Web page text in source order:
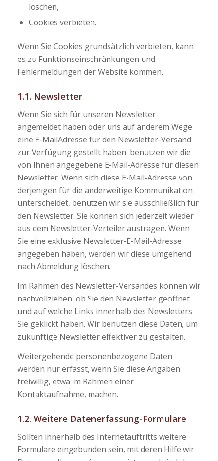
löschen,
Cookies verbieten.
Wenn Sie Cookies grundsätzlich verbieten, kann
es zu Funktionseinschränkungen und
Fehlermeldungen der Website kommen.
1.1. Newsletter
Wenn Sie sich für unseren Newsletter
angemeldet haben oder uns auf anderem Wege
eine E-MailAdresse für den Newsletter-Versand
zur Verfügung gestellt haben, benutzen wir die
von Ihnen angegebene E-Mail-Adresse für diesen
Newsletter. Wenn sich diese E-Mail-Adresse von
derjenigen für die anderweitige Kommunikation
unterscheidet, benutzen wir sie ausschließlich für
den Newsletter. Sie können sich jederzeit wieder
aus dem Newsletter-Verteiler austragen. Wenn
Sie eine exklusive Newsletter-E-Mail-Adresse
angegeben haben, werden wir diese umgehend
nach Abmeldung löschen.
Im Rahmen des Newsletter-Versandes können wir
nachvollziehen, ob Sie den Newsletter geöffnet
und auf welche Links innerhalb des Newsletters
Sie geklickt haben. Wir benutzen diese Daten, um
zukünftige Newsletter effektiver zu gestalten.
Weitergehende personenbezogene Daten
werden nur erfasst, wenn Sie diese Angaben
freiwillig, etwa im Rahmen einer
Kontaktaufnahme, machen.
1.2. Weitere Datenerfassung-Formulare
Sollten innerhalb des Internetauftritts weitere
Formulare eingebunden sein, mit deren Hilfe wir